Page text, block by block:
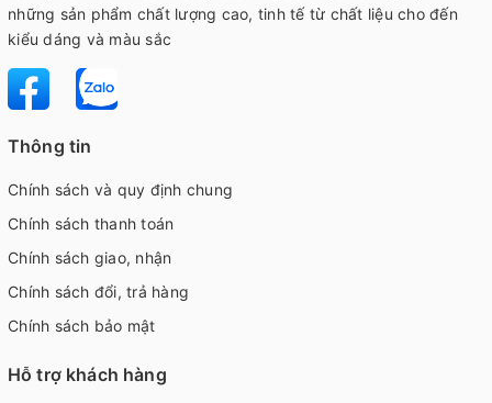
những sản phẩm chất lượng cao, tinh tế từ chất liệu cho đến
kiểu dáng và màu sắc
Thông tin
Chính sách và quy định chung
Chính sách thanh toán
Chính sách giao, nhận
Chính sách đổi, trả hàng
Chính sách bảo mật
Hỗ trợ khách hàng